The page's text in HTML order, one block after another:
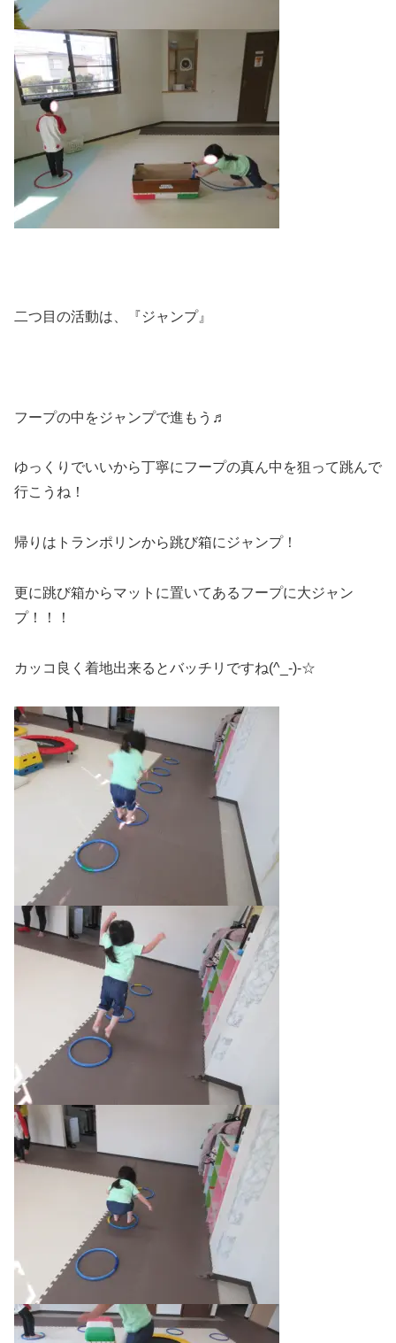
二つ目の活動は、『ジャンプ』
フープの中をジャンプで進もう♬
ゆっくりでいいから丁寧にフープの真ん中を狙って跳んで
行こうね！
帰りはトランポリンから跳び箱にジャンプ！
更に跳び箱からマットに置いてあるフープに大ジャン
プ！！！
カッコ良く着地出来るとバッチリですね(^_-)-☆